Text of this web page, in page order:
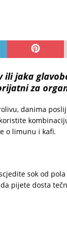
jaka
za
danima
o limunu i kafi.
sok od
pijete dosta